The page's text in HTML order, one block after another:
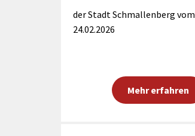
der Stadt Schmallenberg vom
24.02.2026
Mehr erfahren